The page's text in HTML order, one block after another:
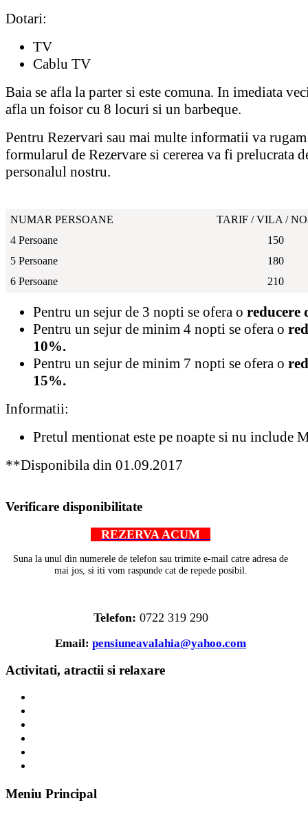
Dotari:
TV
Cablu TV
Baia se afla la parter si este comuna. In imediata
afla un foisor cu 8 locuri si un barbeque.
Pentru Rezervari sau mai multe informatii va
formularul de Rezervare si cererea va fi prelucrata
personalul nostru.
NUMAR PERSOANE
TARIF / VILA /
4 Persoane
150
5 Persoane
180
6 Persoane
210
Pentru un sejur de 3 nopti se ofera o reducere
Pentru un sejur de minim 4 nopti se ofera o
10%.
Pentru un sejur de minim 7 nopti se ofera o
15%.
Informatii:
Pretul mentionat este pe noapte si nu include
**Disponibila din 01.09.2017
Verificare disponibilitate
REZERVA ACUM
Suna la unul din numerele de telefon sau trimite e-mail catre adresa de
mai jos, si iti vom raspunde cat de repede posibil.
Telefon: 0722 319 290
Email:pensiuneavalahia@yahoo.com
Activitati, atractii si relaxare
Meniu Principal